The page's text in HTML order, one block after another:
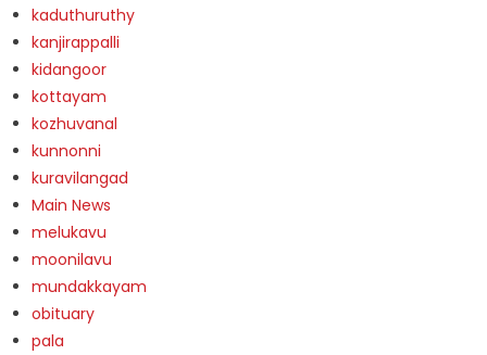
kaduthuruthy
kanjirappalli
kidangoor
kottayam
kozhuvanal
kunnonni
kuravilangad
Main News
melukavu
moonilavu
mundakkayam
obituary
pala